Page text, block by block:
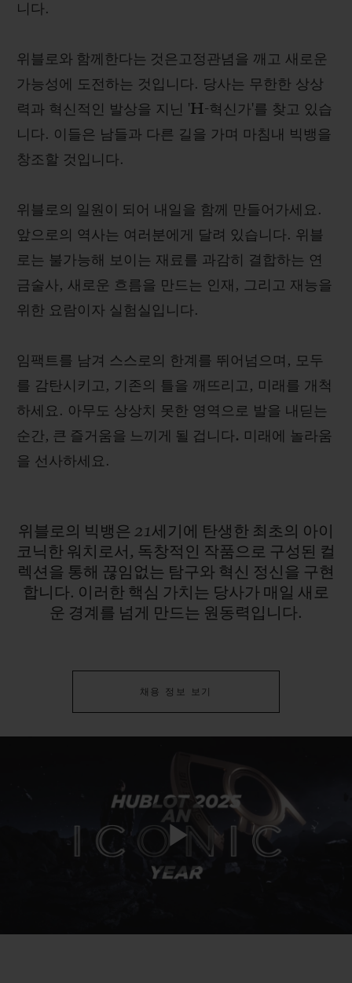
니다.
위블로와 함께한다는 것은고정관념을 깨고 새로운
가능성에 도전하는 것입니다. 당사는 무한한 상상
력과 혁신적인 발상을 지닌 'H-혁신가'를 찾고 있습
니다. 이들은 남들과 다른 길을 가며 마침내 빅뱅을
창조할 것입니다.
위블로의 일원이 되어 내일을 함께 만들어가세요.
앞으로의 역사는 여러분에게 달려 있습니다. 위블
로는 불가능해 보이는 재료를 과감히 결합하는 연
금술사, 새로운 흐름을 만드는 인재, 그리고 재능을
위한 요람이자 실험실입니다.
임팩트를 남겨 스스로의 한계를 뛰어넘으며, 모두
를 감탄시키고, 기존의 틀을 깨뜨리고, 미래를 개척
하세요. 아무도 상상치 못한 영역으로 발을 내딛는
순간, 큰 즐거움을 느끼게 될 겁니다. 미래에 놀라움
을 선사하세요.
위블로의 빅뱅은 21세기에 탄생한 최초의 아이
코닉한 워치로서, 독창적인 작품으로 구성된 컬
렉션을 통해 끊임없는 탐구와 혁신 정신을 구현
합니다. 이러한 핵심 가치는 당사가 매일 새로
운 경계를 넘게 만드는 원동력입니다.
채용 정보 보기
Play